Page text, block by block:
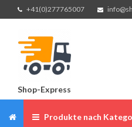
+41(0)277765007
Shop-Express
Produkte nach